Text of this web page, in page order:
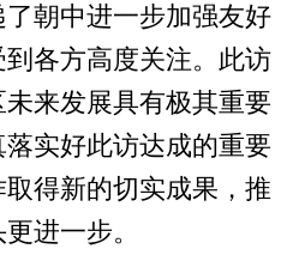
朝中进一步加强友好
各方高度关注。此访
来发展具有极其重要
实好此访达成的重要
得新的切实成果，推
进一步。